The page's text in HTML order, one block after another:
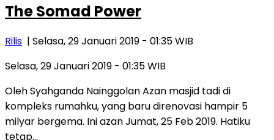
The Somad Power
Rilis | Selasa, 29 Januari 2019 - 01:35 WIB
Selasa, 29 Januari 2019 - 01:35 WIB
Oleh Syahganda Nainggolan Azan masjid tadi di
kompleks rumahku, yang baru direnovasi hampir 5
milyar bergema. Ini azan Jumat, 25 Feb 2019. Hatiku
tetap…